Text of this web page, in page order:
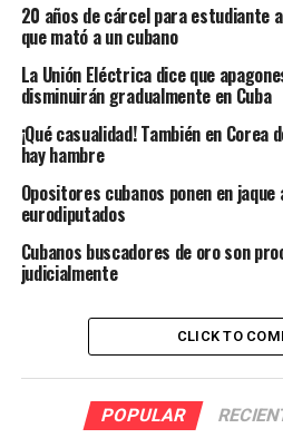
20 años de cárcel para estudiante
que mató a un cubano
La Unión Eléctrica dice que
disminuirán gradualmente en Cuba
¡Qué casualidad! También en Corea
hay hambre
Opositores cubanos ponen en jaque
eurodiputados
Cubanos buscadores de oro son
judicialmente
CLICK TO
POPULAR